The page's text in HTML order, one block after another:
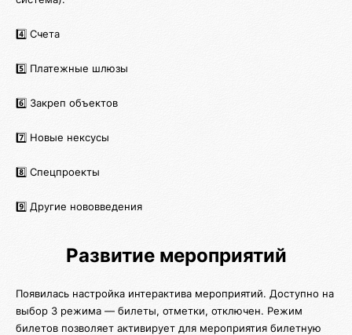
4️⃣ Счета
5️⃣ Платежные шлюзы
6️⃣ Закреп объектов
7️⃣ Новые нексусы
8️⃣ Спецпроекты
9️⃣ Другие нововведения
Развитие мероприятий
Появилась настройка интерактива мероприятий. Доступно на
выбор 3 режима — билеты, отметки, отключен. Режим
билетов позволяет активирует для мероприятия билетную